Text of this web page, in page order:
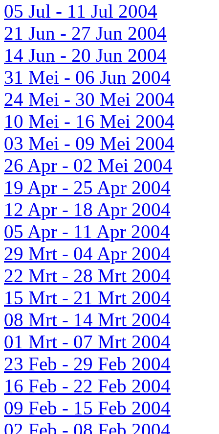
05 Jul - 11 Jul 2004
21 Jun - 27 Jun 2004
14 Jun - 20 Jun 2004
31 Mei - 06 Jun 2004
24 Mei - 30 Mei 2004
10 Mei - 16 Mei 2004
03 Mei - 09 Mei 2004
26 Apr - 02 Mei 2004
19 Apr - 25 Apr 2004
12 Apr - 18 Apr 2004
05 Apr - 11 Apr 2004
29 Mrt - 04 Apr 2004
22 Mrt - 28 Mrt 2004
15 Mrt - 21 Mrt 2004
08 Mrt - 14 Mrt 2004
01 Mrt - 07 Mrt 2004
23 Feb - 29 Feb 2004
16 Feb - 22 Feb 2004
09 Feb - 15 Feb 2004
02 Feb - 08 Feb 2004